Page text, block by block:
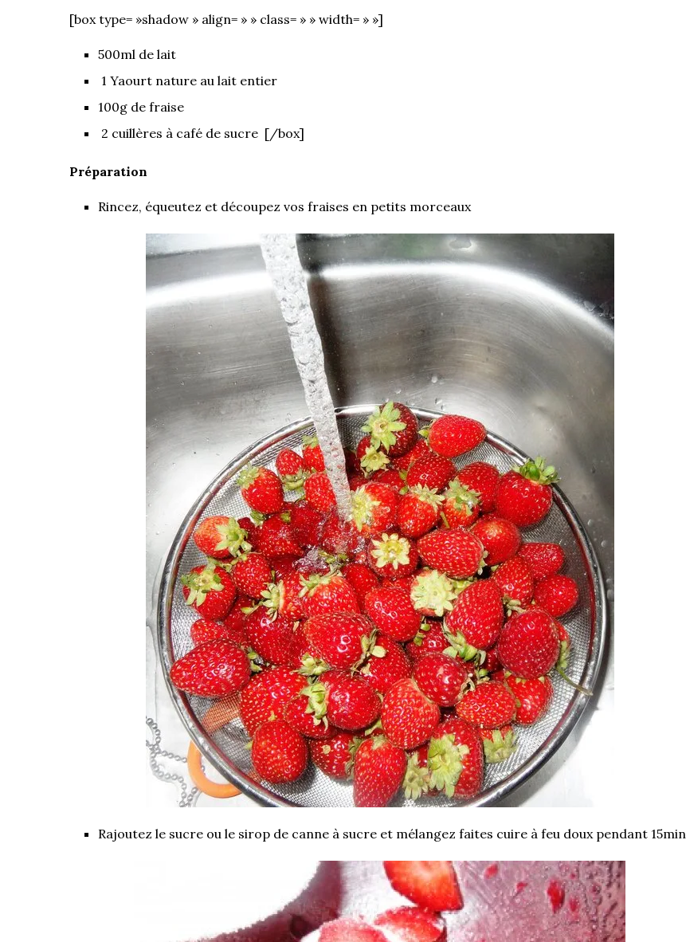
[box type= »shadow » align= » » class= » » width= » »]
500ml de lait
1 Yaourt nature au lait entier
100g de fraise
2 cuillères à café de sucre [/box]
Préparation
Rincez, équeutez et découpez vos fraises en petits morceaux
Rajoutez le sucre ou le sirop de canne à sucre et mélangez faites cuire à feu doux pendant 15min